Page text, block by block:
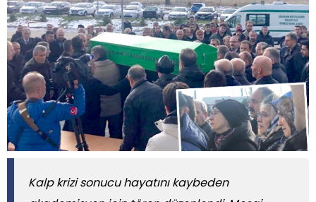
Kalp krizi sonucu hayatını kaybeden